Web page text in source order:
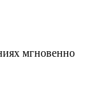
мгновенно